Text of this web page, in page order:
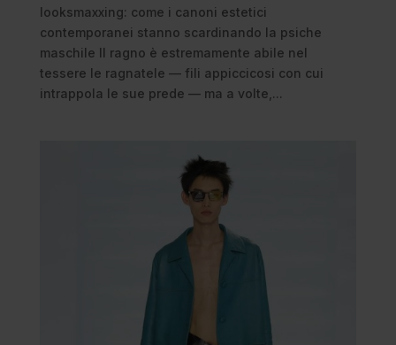
looksmaxxing: come i canoni estetici
contemporanei stanno scardinando la psiche
maschile Il ragno è estremamente abile nel
tessere le ragnatele — fili appiccicosi con cui
intrappola le sue prede — ma a volte,...